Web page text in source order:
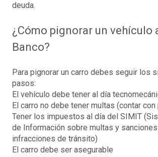
deuda.
¿Cómo pignorar un vehículo
Banco?
Para pignorar un carro debes seguir los
pasos:
El vehículo debe tener al día
El carro no debe tener multas (contar
Tener los impuestos al día del SIMIT
de Información sobre multas y
infracciones de tránsito)
El carro debe ser asegurable